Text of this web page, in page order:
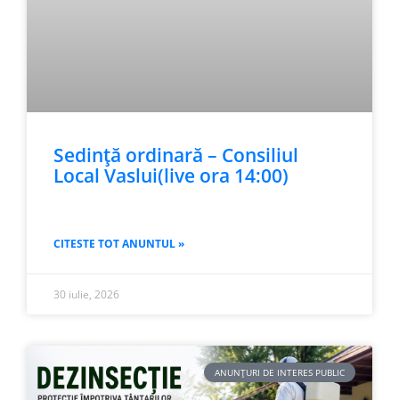
Sedință ordinară – Consiliul
Local Vaslui(live ora 14:00)
CITESTE TOT ANUNTUL »
30 iulie, 2026
ANUNȚURI DE INTERES PUBLIC